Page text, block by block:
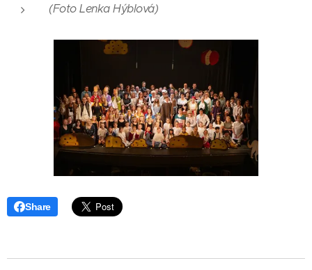
(Foto Lenka Hýblová)
Share